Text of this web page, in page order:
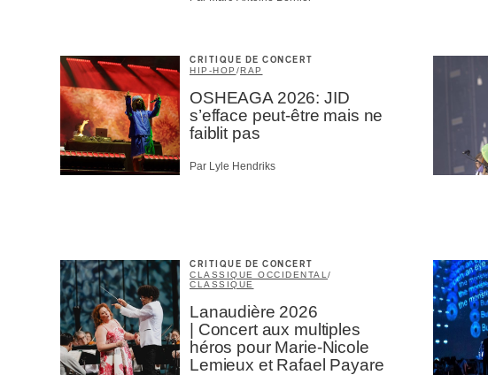
CRITIQUE DE CONCERT
HIP-HOP /RAP
OSHEAGA 2026: JID
s’efface peut-être mais ne
faiblit pas
Par Lyle Hendriks
CRITIQUE DE CONCERT
CLASSIQUE OCCIDENTAL /
CLASSIQUE
Lanaudière 2026
| Concert aux multiples
héros pour Marie-Nicole
Lemieux et Rafael Payare